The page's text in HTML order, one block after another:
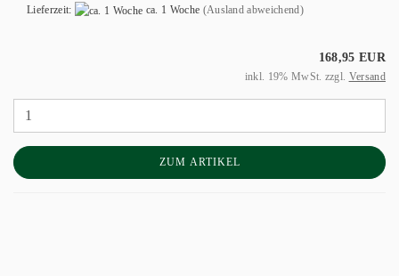
Lieferzeit: ca. 1 Woche (Ausland abweichend)
168,95 EUR
inkl. 19% MwSt. zzgl. Versand
ZUM ARTIKEL